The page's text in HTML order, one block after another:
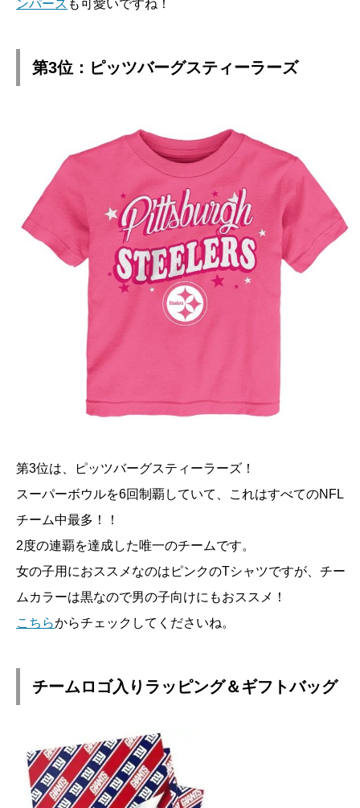
ンパース も可愛いですね！
第3位：ピッツバーグスティーラーズ
第3位は、ピッツバーグスティーラーズ！
スーパーボウルを6回制覇していて、これはすべてのNFL
チーム中最多！！
2度の連覇を達成した唯一のチームです。
女の子用におススメなのはピンクのTシャツですが、チー
ムカラーは黒なので男の子向けにもおススメ！
こちらからチェックしてくださいね。
チームロゴ入りラッピング＆ギフトバッグ